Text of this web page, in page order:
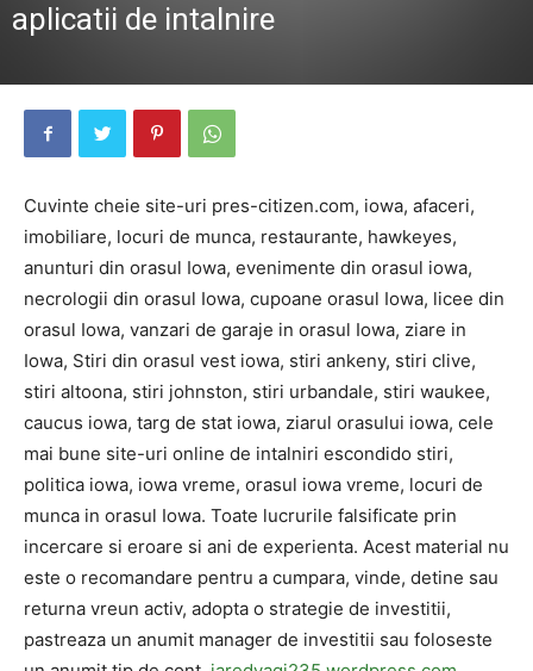
aplicatii de intalnire
Cuvinte cheie site-uri pres-citizen.com, iowa, afaceri,
imobiliare, locuri de munca, restaurante, hawkeyes,
anunturi din orasul Iowa, evenimente din orasul iowa,
necrologii din orasul Iowa, cupoane orasul Iowa, licee din
orasul Iowa, vanzari de garaje in orasul Iowa, ziare in
Iowa, Stiri din orasul vest iowa, stiri ankeny, stiri clive,
stiri altoona, stiri johnston, stiri urbandale, stiri waukee,
caucus iowa, targ de stat iowa, ziarul orasului iowa, cele
mai bune site-uri online de intalniri escondido stiri,
politica iowa, iowa vreme, orasul iowa vreme, locuri de
munca in orasul Iowa. Toate lucrurile falsificate prin
incercare si eroare si ani de experienta. Acest material nu
este o recomandare pentru a cumpara, vinde, detine sau
returna vreun activ, adopta o strategie de investitii,
pastreaza un anumit manager de investitii sau foloseste